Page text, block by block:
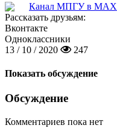
Канал МПГУ в MAX
Рассказать друзьям:
Вконтакте
Одноклассники
13 / 10 / 2020
247
Показать обсуждение
Обсуждение
Комментариев пока нет